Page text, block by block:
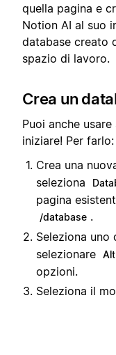
quella pagina e
Notion AI al suo
database creato
spazio di lavoro.
Crea un
Puoi anche
iniziare! Per farlo:
Crea una
seleziona
pagina
/database .
Seleziona uno
selezionare
opzioni.
Seleziona il